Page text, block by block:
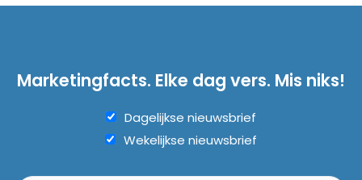
Marketingfacts. Elke dag vers. Mis niks!
Dagelijkse nieuwsbrief
Wekelijkse nieuwsbrief